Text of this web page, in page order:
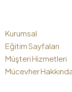
Kurumsal
Eğitim Sayfaları
Müşteri Hizmetleri
Mücevher